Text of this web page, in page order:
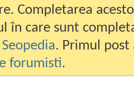
Completarea
în care sunt
. Primul
forumisti.